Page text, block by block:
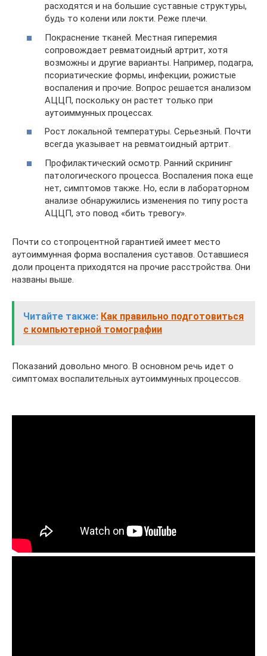
расходятся и на большие суставные структуры,
будь то колени или локти. Реже плечи.
Покраснение тканей. Местная гиперемия
сопровождает ревматоидный артрит, хотя
возможны и другие варианты. Например, подагра,
псориатические формы, инфекции, рожистые
воспаления и прочие. Вопрос решается анализом
АЦЦП, поскольку он растет только при
аутоиммунных процессах.
Рост локальной температуры. Серьезный. Почти
всегда указывает на ревматоидный артрит.
Профилактический осмотр. Ранний скрининг
патологического процесса. Воспаления пока еще
нет, симптомов также. Но, если в лабораторном
анализе обнаружились изменения по типу роста
АЦЦП, это повод «бить тревогу».
Почти со стопроцентной гарантией имеет место
аутоиммунная форма воспаления суставов. Оставшиеся
доли процента приходятся на прочие расстройства. Они
названы выше.
Читайте также: Как правильно подготовиться
с компьютерной томографии
Показаний довольно много. В основном речь идет о
симптомах воспалительных аутоиммунных процессов.